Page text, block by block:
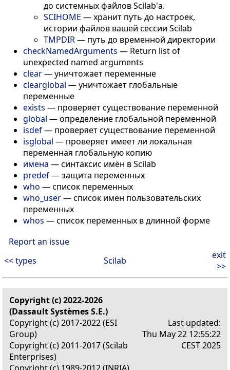
до системных файлов Scilab'а.
SCIHOME —хранит путь до настроек,
истории файлов вашей сессии Scilab
TMPDIR— путь до временной директории
checkNamedArguments — Return list of
unexpected named arguments
clear—уничтожает переменные
clearglobal —уничтожает глобальные
переменные
exists — проверяет существование переменной
global —определение глобальной переменной
isdef— проверяет существование переменной
isglobal — проверяет имеет ли локальная
переменная глобальную копию
имена —синтаксис имён в Scilab
predef—защита переменных
who —список переменных
who_user—список имён пользовательских
переменных
whos —список переменных в длинной форме
Report an issue
<< types
Scilab
exit
>>
Copyright (c) 2022-2026
(Dassault Systèmes S.E.)
Copyright (c) 2017-2022 (ESI
Group)
Copyright (c) 2011-2017 (Scilab
Enterprises)
Last updated:
Thu May 22 12:55:22
CEST 2025